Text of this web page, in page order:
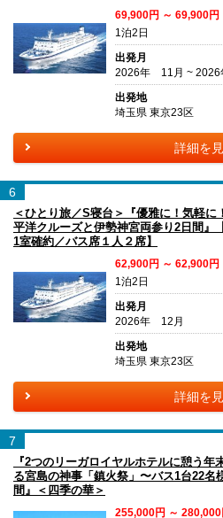
69,900円 ～ 69,900円
1泊2日
出発月
2026年 11月 ~
出発地
埼玉県 東京23区
詳細を
6
＜ひとり旅／S寝台＞『優雅に！気軽
平洋クルーズと伊勢神宮両参り2日間』
1室確約／バス席１人２席】
62,900円 ～ 62,900円
1泊2日
出発月
2026年 12月
出発地
埼玉県 東京23区
詳細を
7
『2つのリーガロイヤルホテルに憩う
る宮島の神事「鎮火祭」〜バス1台22名
間』＜四季の華＞
255,000円 ～ 280,000